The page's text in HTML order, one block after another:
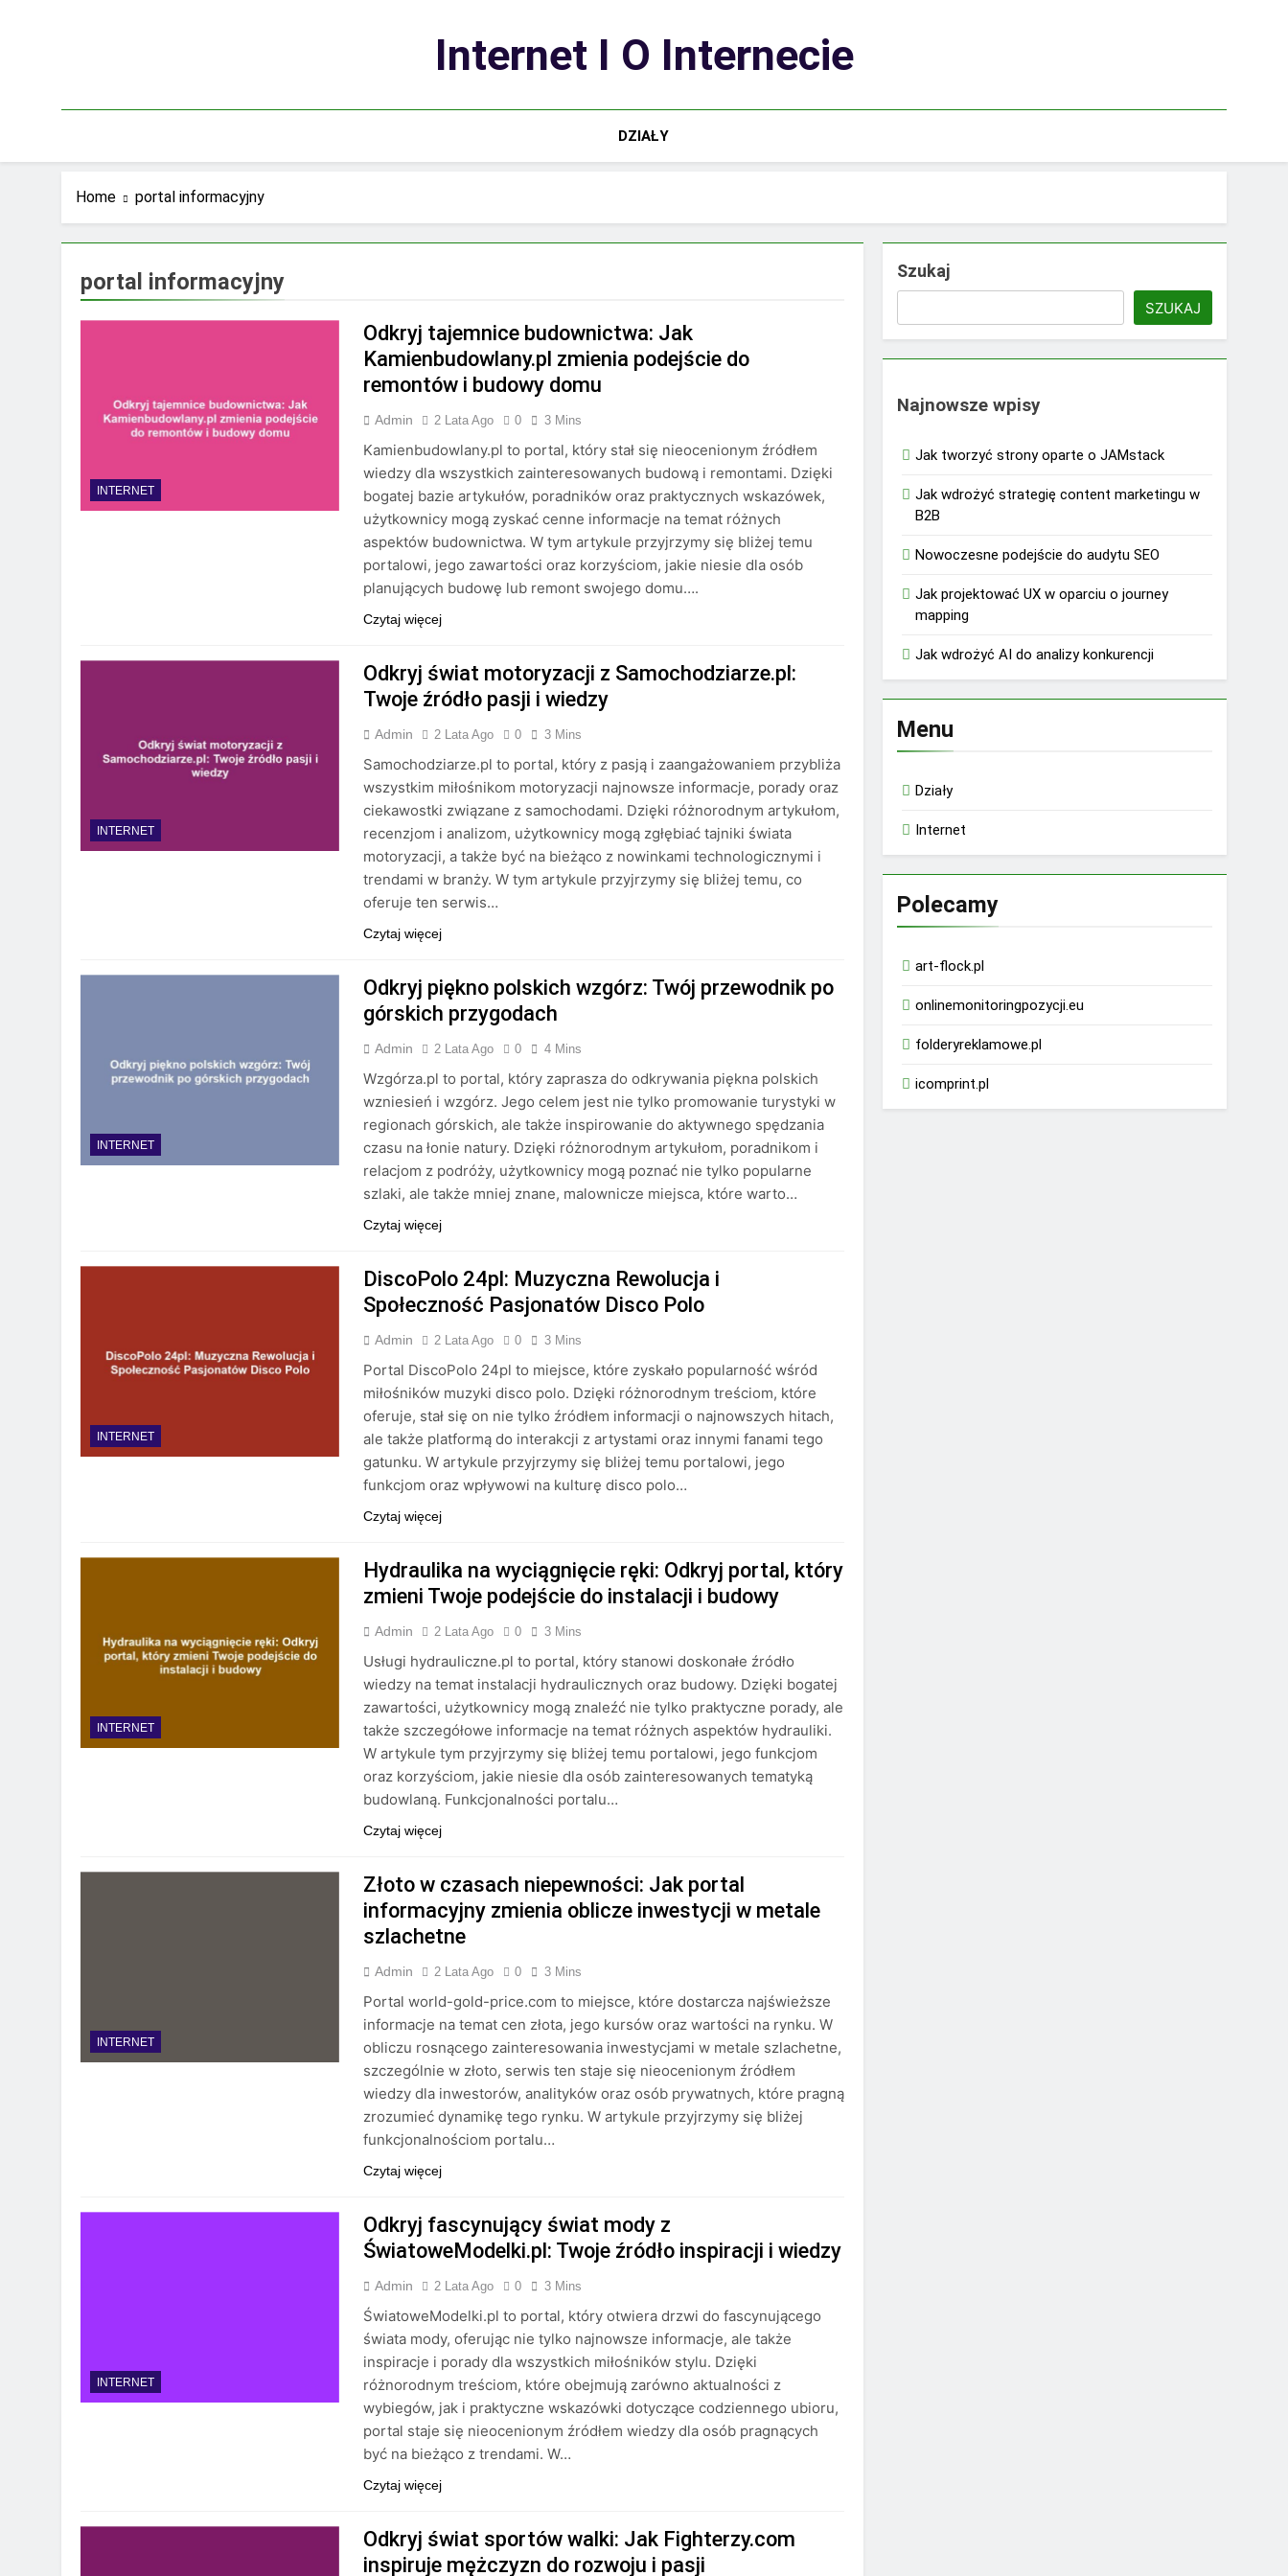
Internet I O Internecie
DZIAŁY
Home portal informacyjny
portal informacyjny
INTERNET
Odkryj tajemnice budownictwa: Jak
Kamienbudowlany.pl zmienia podejście do
remontów i budowy domu
Admin 2 Lata Ago 0 3 Mins
Kamienbudowlany.pl to portal, który stał się nieocenionym źródłem
wiedzy dla wszystkich zainteresowanych budową i remontami. Dzięki
bogatej bazie artykułów, poradników oraz praktycznych wskazówek,
użytkownicy mogą zyskać cenne informacje na temat różnych
aspektów budownictwa. W tym artykule przyjrzymy się bliżej temu
portalowi, jego zawartości oraz korzyściom, jakie niesie dla osób
planujących budowę lub remont swojego domu….
Czytaj więcej
INTERNET
Odkryj świat motoryzacji z Samochodziarze.pl:
Twoje źródło pasji i wiedzy
Admin 2 Lata Ago 0 3 Mins
Samochodziarze.pl to portal, który z pasją i zaangażowaniem przybliża
wszystkim miłośnikom motoryzacji najnowsze informacje, porady oraz
ciekawostki związane z samochodami. Dzięki różnorodnym artykułom,
recenzjom i analizom, użytkownicy mogą zgłębiać tajniki świata
motoryzacji, a także być na bieżąco z nowinkami technologicznymi i
trendami w branży. W tym artykule przyjrzymy się bliżej temu, co
oferuje ten serwis…
Czytaj więcej
INTERNET
Odkryj piękno polskich wzgórz: Twój przewodnik po
górskich przygodach
Admin 2 Lata Ago 0 4 Mins
Wzgórza.pl to portal, który zaprasza do odkrywania piękna polskich
wzniesień i wzgórz. Jego celem jest nie tylko promowanie turystyki w
regionach górskich, ale także inspirowanie do aktywnego spędzania
czasu na łonie natury. Dzięki różnorodnym artykułom, poradnikom i
relacjom z podróży, użytkownicy mogą poznać nie tylko popularne
szlaki, ale także mniej znane, malownicze miejsca, które warto…
Czytaj więcej
INTERNET
DiscoPolo 24pl: Muzyczna Rewolucja i
Społeczność Pasjonatów Disco Polo
Admin 2 Lata Ago 0 3 Mins
Portal DiscoPolo 24pl to miejsce, które zyskało popularność wśród
miłośników muzyki disco polo. Dzięki różnorodnym treściom, które
oferuje, stał się on nie tylko źródłem informacji o najnowszych hitach,
ale także platformą do interakcji z artystami oraz innymi fanami tego
gatunku. W artykule przyjrzymy się bliżej temu portalowi, jego
funkcjom oraz wpływowi na kulturę disco polo…
Czytaj więcej
INTERNET
Hydraulika na wyciągnięcie ręki: Odkryj portal, który
zmieni Twoje podejście do instalacji i budowy
Admin 2 Lata Ago 0 3 Mins
Usługi hydrauliczne.pl to portal, który stanowi doskonałe źródło
wiedzy na temat instalacji hydraulicznych oraz budowy. Dzięki bogatej
zawartości, użytkownicy mogą znaleźć nie tylko praktyczne porady, ale
także szczegółowe informacje na temat różnych aspektów hydrauliki.
W artykule tym przyjrzymy się bliżej temu portalowi, jego funkcjom
oraz korzyściom, jakie niesie dla osób zainteresowanych tematyką
budowlaną. Funkcjonalności portalu…
Czytaj więcej
INTERNET
Złoto w czasach niepewności: Jak portal
informacyjny zmienia oblicze inwestycji w metale
szlachetne
Admin 2 Lata Ago 0 3 Mins
Portal world-gold-price.com to miejsce, które dostarcza najświeższe
informacje na temat cen złota, jego kursów oraz wartości na rynku. W
obliczu rosnącego zainteresowania inwestycjami w metale szlachetne,
szczególnie w złoto, serwis ten staje się nieocenionym źródłem
wiedzy dla inwestorów, analityków oraz osób prywatnych, które pragną
zrozumieć dynamikę tego rynku. W artykule przyjrzymy się bliżej
funkcjonalnościom portalu…
Czytaj więcej
INTERNET
Odkryj fascynujący świat mody z
ŚwiatoweModelki.pl: Twoje źródło inspiracji i wiedzy
Admin 2 Lata Ago 0 3 Mins
ŚwiatoweModelki.pl to portal, który otwiera drzwi do fascynującego
świata mody, oferując nie tylko najnowsze informacje, ale także
inspiracje i porady dla wszystkich miłośników stylu. Dzięki
różnorodnym treściom, które obejmują zarówno aktualności z
wybiegów, jak i praktyczne wskazówki dotyczące codziennego ubioru,
portal staje się nieocenionym źródłem wiedzy dla osób pragnących
być na bieżąco z trendami. W…
Czytaj więcej
Odkryj świat sportów walki: Jak Fighterzy.com
inspiruje mężczyzn do rozwoju i pasji
Szukaj
SZUKAJ
Najnowsze wpisy
Jak tworzyć strony oparte o JAMstack
Jak wdrożyć strategię content marketingu w
B2B
Nowoczesne podejście do audytu SEO
Jak projektować UX w oparciu o journey
mapping
Jak wdrożyć AI do analizy konkurencji
Menu
Działy
Internet
Polecamy
art-flock.pl
onlinemonitoringpozycji.eu
folderyreklamowe.pl
icomprint.pl